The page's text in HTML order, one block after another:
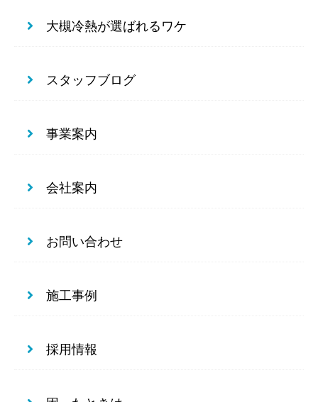
大槻冷熱が選ばれるワケ
スタッフブログ
事業案内
会社案内
お問い合わせ
施工事例
採用情報